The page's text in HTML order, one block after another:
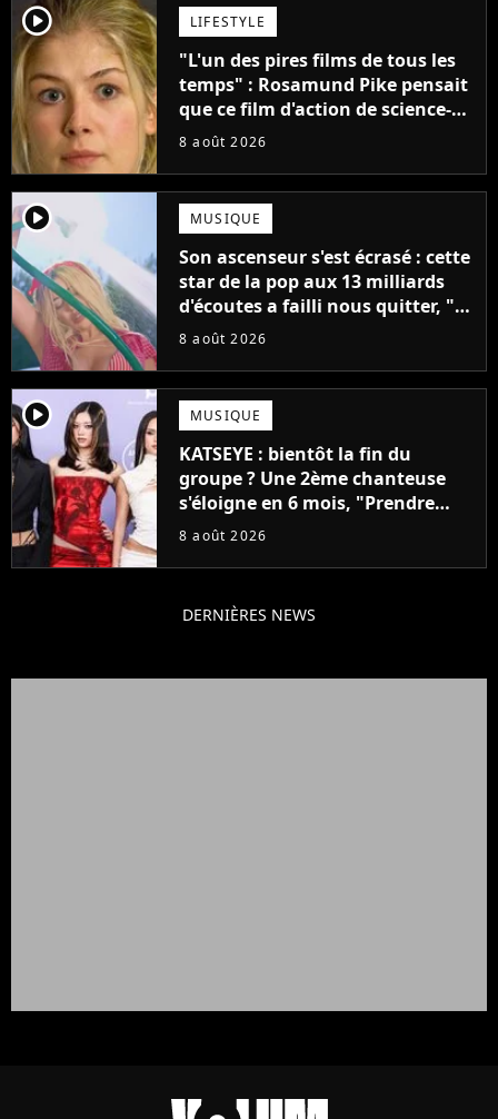
player2 LIFESTYLE
"L'un des pires films de tous les
temps" : Rosamund Pike pensait
que ce film d'action de science-
fiction avec Dwayne Johnson
8 août 2026
player2 MUSIQUE
Son ascenseur s'est écrasé : cette
star de la pop aux 13 milliards
d'écoutes a failli nous quitter, "Je
pensais ne plus jamais chanter"
8 août 2026
player2 MUSIQUE
KATSEYE : bientôt la fin du
groupe ? Une 2ème chanteuse
s'éloigne en 6 mois, "Prendre
cette décision n’a pas été facile"
8 août 2026
DERNIÈRES NEWS